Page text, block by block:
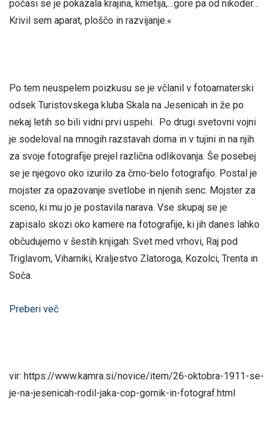
počasi se je pokazala krajina, kmetija,…gore pa od nikoder…
Krivil sem aparat, ploščo in razvijanje.«
Po tem neuspelem poizkusu se je včlanil v fotoamaterski
odsek Turistovskega kluba Skala na Jesenicah in že po
nekaj letih so bili vidni prvi uspehi. Po drugi svetovni vojni
je sodeloval na mnogih razstavah doma in v tujini in na njih
za svoje fotografije prejel različna odlikovanja. Še posebej
se je njegovo oko izurilo za črno-belo fotografijo. Postal je
mojster za opazovanje svetlobe in njenih senc. Mojster za
sceno, ki mu jo je postavila narava. Vse skupaj se je
zapisalo skozi oko kamere na fotografije, ki jih danes lahko
občudujemo v šestih knjigah: Svet med vrhovi, Raj pod
Triglavom, Viharniki, Kraljestvo Zlatoroga, Kozolci, Trenta in
Soča.
Preberi več
vir: https://www.kamra.si/novice/item/26-oktobra-1911-se-
je-na-jesenicah-rodil-jaka-cop-gornik-in-fotograf.html